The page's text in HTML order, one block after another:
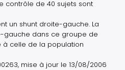
contrôle de 40 sujets sont
un shunt droite-gauche. La
gauche dans ce groupe de
à celle de la population
mise à jour le 13/08/2006